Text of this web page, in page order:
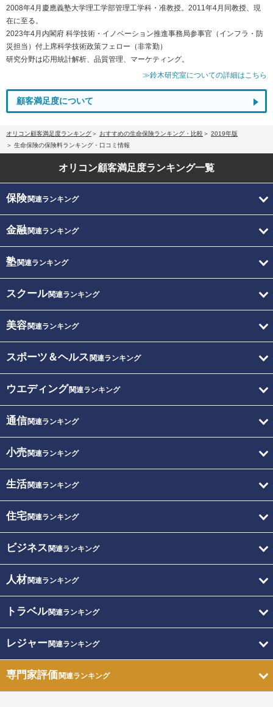
2008年4月慶應義塾大学理工学部管理工学科・准教授。2011年4月同教授、現
在に至る。
2023年4月内閣府 科学技術・イノベーション推進事務局参事官（インフラ・防
災担当）付上席科学技術政策フェロー（非常勤）
研究分野は応用統計解析、品質管理、マーケティング。
≫鈴木研究室についての詳細はこちら
顧客満足度について
オリコン顧客満足度ランキング おすすめの生命保険ランキング・比較
2019年版
生命保険の保険料ランキング・口コミ情報
オリコン顧客満足度ランキング一覧
保険関連ランキング
金融関連ランキング
塾関連ランキング
スクール関連ランキング
美容関連ランキング
スポーツ＆ヘルス 関連ランキング
ウエディング関連ランキング
通信関連ランキング
小売関連ランキング
生活関連ランキング
住宅関連ランキング
ビジネス 関連ランキング
人材関連ランキング
トラベル関連ランキング
レジャー関連ランキング
専門家評価関連ランキング